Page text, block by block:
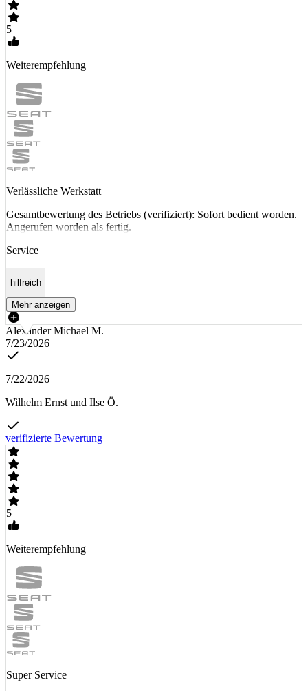
5
Weiterempfehlung
Verlässliche Werkstatt
Gesamtbewertung des Betriebs (verifiziert): Sofort bedient worden.
Angerufen worden als fertig.
Service
hilfreich
Mehr anzeigen
Alexander Michael M.
7/23/2026
7/22/2026
Wilhelm Ernst und Ilse Ö.
verifizierte Bewertung
5
Weiterempfehlung
Super Service